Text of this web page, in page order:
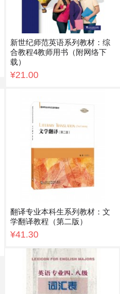
新世纪师范英语系列教材：综
合教程4教师用书（附网络下
载）
¥21.00
翻译专业本科生系列教材：文
学翻译教程（第二版）
¥41.30